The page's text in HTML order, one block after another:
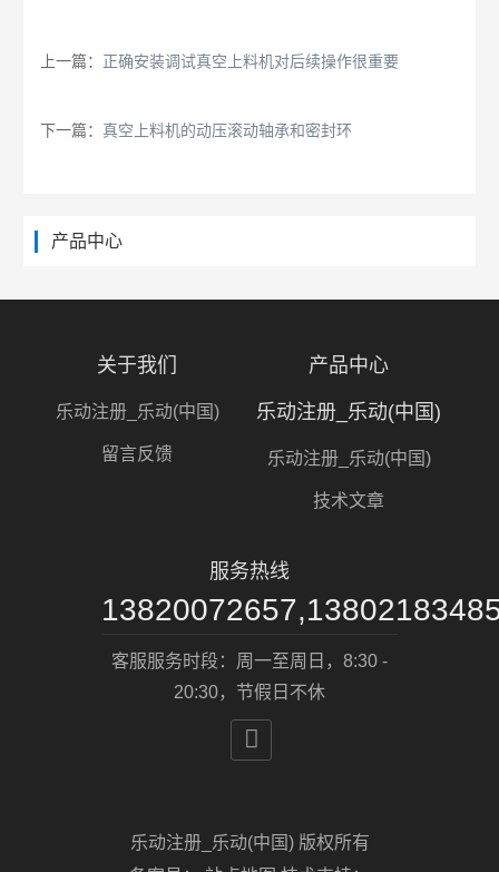
上一篇： 正确安装调试真空上料机对后续操作很重要
下一篇：真空上料机的动压滚动轴承和密封环
产品中心
关于我们
乐动注册_乐动(中国)
留言反馈
产品中心
乐动注册_乐动(中国)
乐动注册_乐动(中国)
技术文章
服务热线
客服服务时段：周一至周日，8:30 -
20:30，节假日不休

乐动注册_乐动(中国) 版权所有